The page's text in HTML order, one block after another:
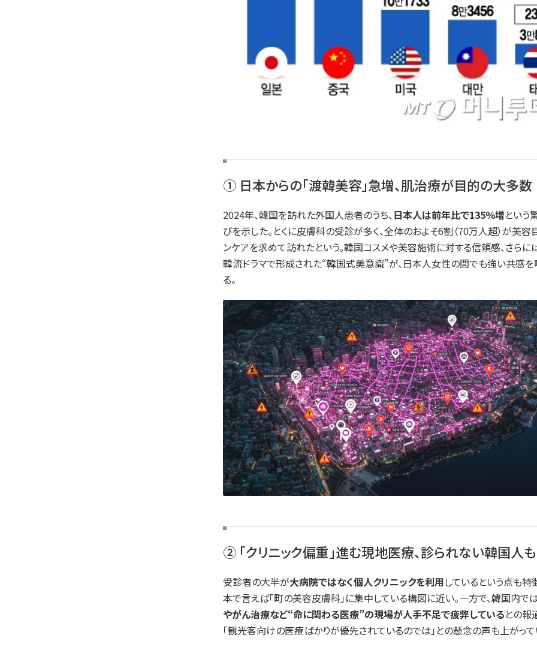
① 日本からの「渡韓美容」急増、肌治療が目的の大多数
2024年、韓国を訪れた外国人患者のうち、日本人は前年比で135％増という
びを示した。とくに皮膚科の受診が多く、全体のおよそ6割（70万人超）が美容
ンケアを求めて訪れたという。韓国コスメや美容施術に対する信頼感、さらに
韓流ドラマで形成された“韓国式美意識”が、日本人女性の間でも強い共感を
る。
② 「クリニック偏重」進む現地医療、診られない韓国人も
受診者の大半が大病院ではなく個人クリニックを利用しているという点も特
本で言えば「町の美容皮膚科」に集中している構図に近い。一方で、韓国内で
やがん治療など“命に関わる医療”の現場が人手不足で疲弊しているとの報
「観光客向けの医療ばかりが優先されているのでは」との懸念の声も上がって